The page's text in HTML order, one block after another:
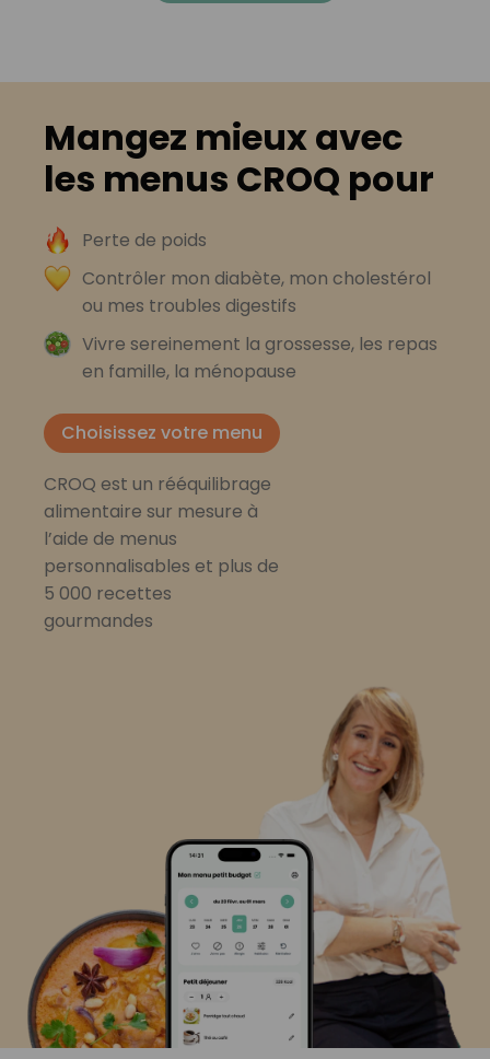
Mangez mieux avec
les menus CROQ pour
Perte de poids
Contrôler mon diabète, mon cholestérol
ou mes troubles digestifs
Vivre sereinement la grossesse, les repas
en famille, la ménopause
Choisissez votre menu
CROQ est un rééquilibrage
alimentaire sur mesure à
l’aide de menus
personnalisables et plus de
5 000 recettes
gourmandes